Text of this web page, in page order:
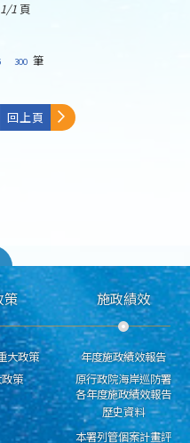
1/1頁
300 筆
回上頁
策
大政策
策
施政績效
年度施政績效報告
原行政院海岸巡防署
各年度施政績效報告
歷史資料
本署列管個案計畫評